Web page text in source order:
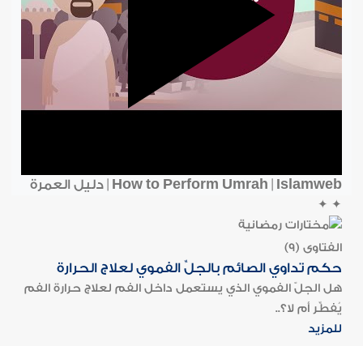
How to Perform Umrah | Islamweb | دليل العمرة
✦
✦
الفتاوى (9)
حكم تداوي الصائم بالجلِّ الفموي لعلاج الحرارة
هل الجلّ الفموي الذي يستعمل داخل الفم لعلاج حرارة الفم
يُفطِّر أم لا؟..
للمزيد